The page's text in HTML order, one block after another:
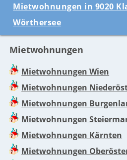
Mietwohnungen in 9020
Wörthersee
Mietwohnungen
Mietwohnungen Wien
Mietwohnungen
Mietwohnungen
Mietwohnungen
Mietwohnungen Kärnten
Mietwohnungen